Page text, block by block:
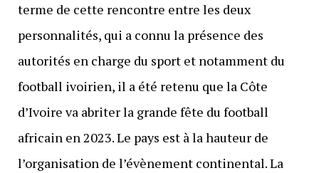
terme de cette rencontre entre les deux
personnalités, qui a connu la présence des
autorités en charge du sport et notamment du
football ivoirien, il a été retenu que la Côte
d’Ivoire va abriter la grande fête du football
africain en 2023. Le pays est à la hauteur de
l’organisation de l’évènement continental. La